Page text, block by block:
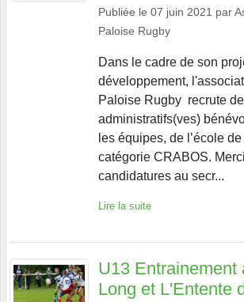
Publiée le 07 juin 2021 par
Paloise Rugby
Dans le cadre de son
développement,
Paloise Rugby recrute
administratifs(ves)
les équipes, de l’école
catégorie CRABOS.
candidatures au secr...
Lire la suite
U13 Entrainement
Long et L'Entente